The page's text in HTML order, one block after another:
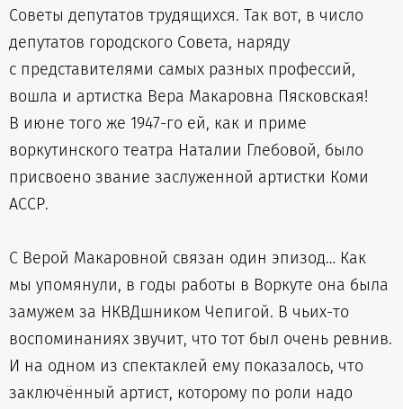
Советы депутатов трудящихся. Так вот, в число
депутатов городского Совета, наряду
с представителями самых разных профессий,
вошла и артистка Вера Макаровна Пясковская!
В июне того же 1947-го ей, как и приме
воркутинского театра Наталии Глебовой, было
присвоено звание заслуженной артистки Коми
АССР.
С Верой Макаровной связан один эпизод… Как
мы упомянули, в годы работы в Воркуте она была
замужем за НКВДшником Чепигой. В чьих-то
воспоминаниях звучит, что тот был очень ревнив.
И на одном из спектаклей ему показалось, что
заключённый артист, которому по роли надо